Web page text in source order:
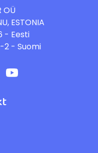
OÜ
ESTONIA
- Eesti
2 - Suomi